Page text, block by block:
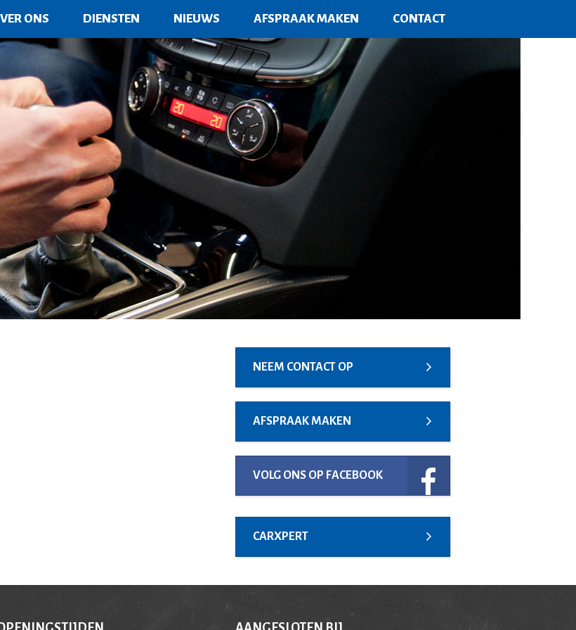
ONS DIENSTEN NIEUWS AFSPRAAK MAKEN CONTACT
NEEM CONTACT OP
AFSPRAAK MAKEN
VOLG ONS OP FACEBOOK
CARXPERT